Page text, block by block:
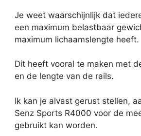
Je weet waarschijnlijk dat
een maximum belastbaar
maximum lichaamslengte heeft.
Dit heeft vooral te maken met
en de lengte van de rails.
Ik kan je alvast gerust stellen,
Senz Sports R4000 voor de
gebruikt kan worden.